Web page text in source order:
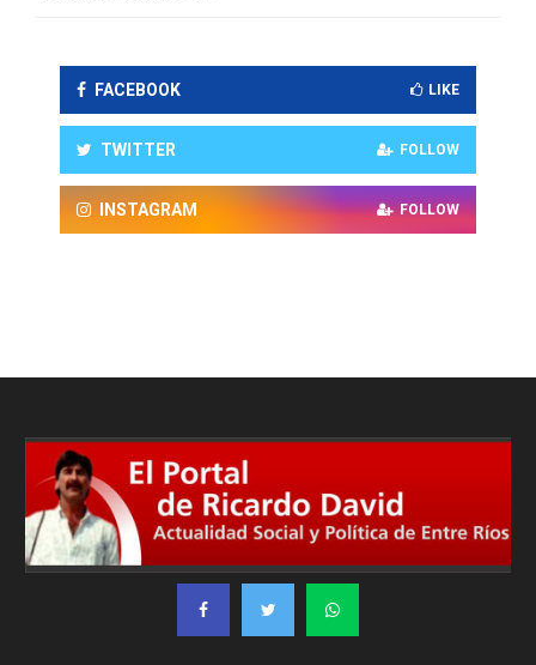
FACEBOOK LIKE
TWITTER FOLLOW
INSTAGRAM FOLLOW